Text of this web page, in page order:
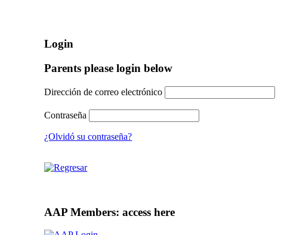
Login
Parents please login below
Dirección de correo electrónico
Contraseña
¿Olvidó su contraseña?
AAP Members: access here